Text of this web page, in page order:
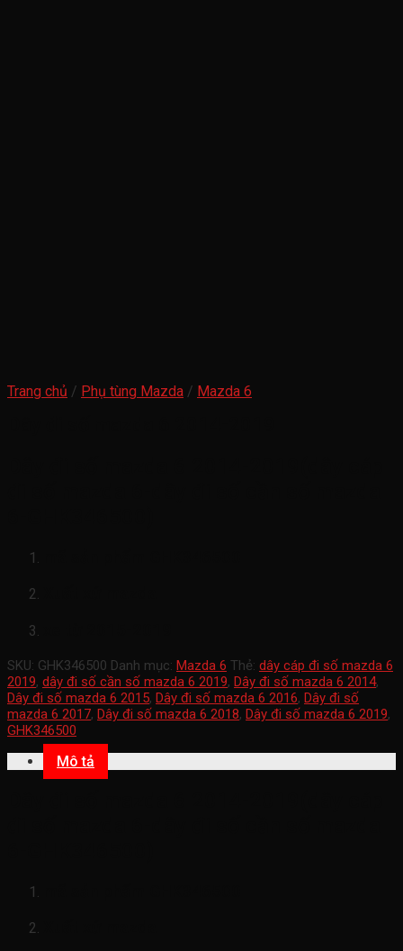
Trang chủ / Phụ tùng Mazda / Mazda 6
SKU: GHK346500 Danh mục: Mazda 6 Thẻ: dây cáp đi số mazda 6
2019, dây đi số cần số mazda 6 2019, Dây đi số mazda 6 2014,
Dây đi số mazda 6 2015, Dây đi số mazda 6 2016, Dây đi số
mazda 6 2017, Dây đi số mazda 6 2018, Dây đi số mazda 6 2019,
GHK346500
Mô tả